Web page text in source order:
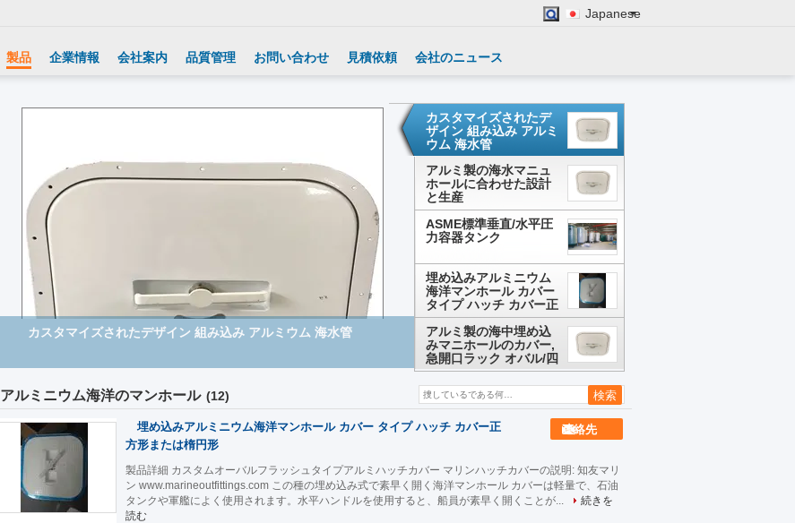
Japanese
製品 企業情報 会社案内 品質管理 お問い合わせ 見積依頼 会社のニュース
アルミ製の海水マニュホールに合わせた設計と生産
カスタマイズされたデ
ザイン 組み込み アルミ
ウム 海水管
アルミ製の海水マニュ
ホールに合わせた設計
と生産
ASME標準垂直/水平圧
力容器タンク
埋め込みアルミニウム
海洋マンホール カバー
タイプ ハッチ カバー正
方形または楕円形
アルミ製の海中埋め込
みマニホールのカバー,
急開口ラック オバル/四
角形 600×600 450×800
アルミニウム海洋のマンホール (12)
埋め込みアルミニウム海洋マンホール カバー タイプ ハッチ カバー正
方形または楕円形
連絡先
製品詳細 カスタムオーバルフラッシュタイプアルミハッチカバー マリンハッチカバーの説明: 知友マリ
ン www.marineoutfittings.com この種の埋め込み式で素早く開く海洋マンホール カバーは軽量で、石油
タンクや軍艦によく使用されます。水平ハンドルを使用すると、船員が素早く開くことが...
続きを
読む